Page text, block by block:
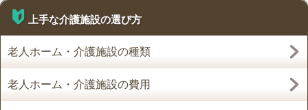
上手な介護施設の選び方
老人ホーム・介護施設の種類
老人ホーム・介護施設の費用